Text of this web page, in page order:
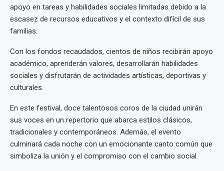
apoyo en tareas y habilidades sociales limitadas debido a la
escasez de recursos educativos y el contexto difícil de sus
familias.
Con los fondos recaudados, cientos de niños recibirán apoyo
académico, aprenderán valores, desarrollarán habilidades
sociales y disfrutarán de actividades artísticas, deportivas y
culturales.
En este festival, doce talentosos coros de la ciudad unirán
sus voces en un repertorio que abarca estilos clásicos,
tradicionales y contemporáneos. Además, el evento
culminará cada noche con un emocionante canto común que
simboliza la unión y el compromiso con el cambio social.